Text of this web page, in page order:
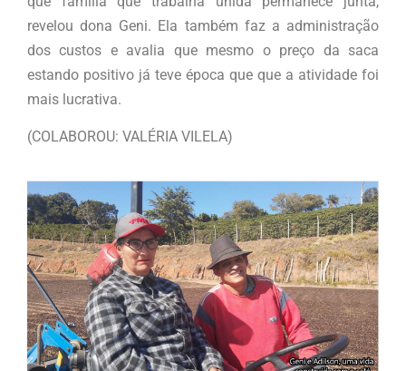
revelou dona Geni. Ela também faz a administração
dos custos e avalia que mesmo o preço da saca
estando positivo já teve época que que a atividade foi
mais lucrativa.
(COLABOROU: VALÉRIA VILELA)